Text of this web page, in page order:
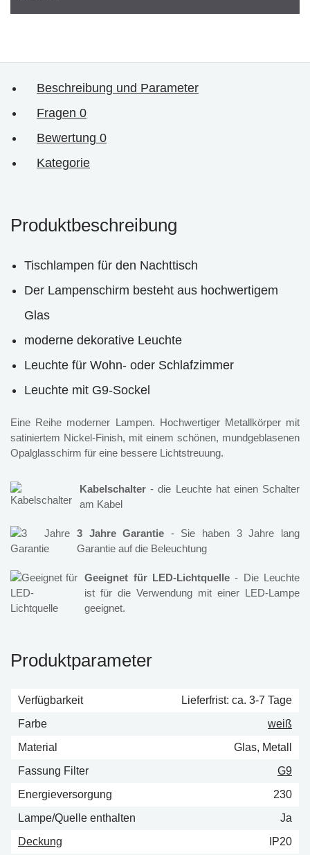
Beschreibung und Parameter
Fragen 0
Bewertung 0
Kategorie
Produktbeschreibung
Tischlampen für den Nachttisch
Der Lampenschirm besteht aus hochwertigem
Glas
moderne dekorative Leuchte
Leuchte für Wohn- oder Schlafzimmer
Leuchte mit G9-Sockel
Eine Reihe moderner Lampen. Hochwertiger Metallkörper mit
satiniertem Nickel-Finish, mit einem schönen, mundgeblasenen
Opalglasschirm für eine bessere Lichtstreuung.
Kabelschalter - die Leuchte hat einen Schalter
am Kabel
3 Jahre Garantie - Sie haben 3 Jahre lang
Garantie auf die Beleuchtung
Geeignet für LED-Lichtquelle - Die Leuchte
ist für die Verwendung mit einer LED-Lampe
geeignet.
Produktparameter
Verfügbarkeit
Lieferfrist: ca. 3-7 Tage
Farbe
weiß
Material
Glas, Metall
Fassung Filter
G9
Energieversorgung
230
Lampe/Quelle enthalten
Ja
Deckung
IP20